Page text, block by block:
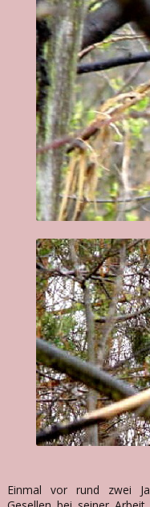
Einmal vor rund zwei